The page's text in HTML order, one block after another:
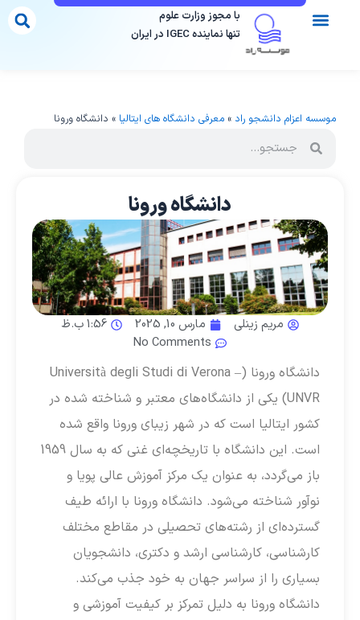
با مجوز وزارت علوم
تنها نماینده IGEC در ایران
موسسه اعزام دانشجو راد » معرفی دانشگاه های ایتالیا » دانشگاه ورونا
دانشگاه ورونا
مریم زینلی مارس 10, 2025
1:56 ب.ظ
No Comments
دانشگاه ورونا (Università degli Studi di Verona –
UNVR) یکی از دانشگاه‌های معتبر و شناخته شده در
کشور ایتالیا است که در شهر زیبای ورونا واقع شده
است. این دانشگاه با تاریخچه‌ای غنی که به سال 1959
باز می‌گردد، به عنوان یک مرکز آموزش عالی پویا و
نوآور شناخته می‌شود. دانشگاه ورونا با ارائه طیف
گسترده‌ای از رشته‌های تحصیلی در مقاطع مختلف
کارشناسی، کارشناسی ارشد و دکتری، دانشجویان
بسیاری را از سراسر جهان به خود جذب می‌کند.
دانشگاه ورونا به دلیل تمرکز بر کیفیت آموزشی و